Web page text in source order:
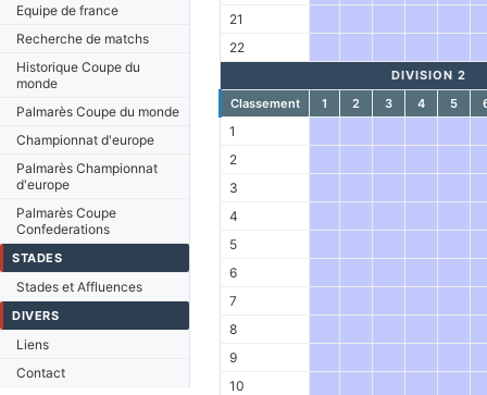
Equipe de france
Recherche de matchs
Historique Coupe du
monde
Palmarès Coupe du monde
Championnat d'europe
Palmarès Championnat
d'europe
Palmarès Coupe
Confederations
STADES
Stades et Affluences
DIVERS
Liens
Contact
21
22
DIVISION 2
Classement
1 2 3 4 5
1
2
3
4
5
6
7
8
9
10